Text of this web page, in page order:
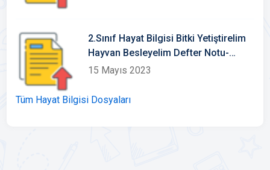
2.Sınıf Hayat Bilgisi Bitki Yetiştirelim
Hayvan Besleyelim Defter Notu-
Konu Etkinlikleri
15 Mayıs 2023
Tüm Hayat Bilgisi Dosyaları